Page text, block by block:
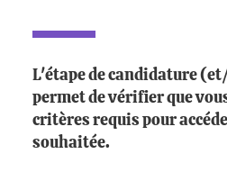
L'étape de candidature
permet de vérifier que
critères requis pour
souhaitée.